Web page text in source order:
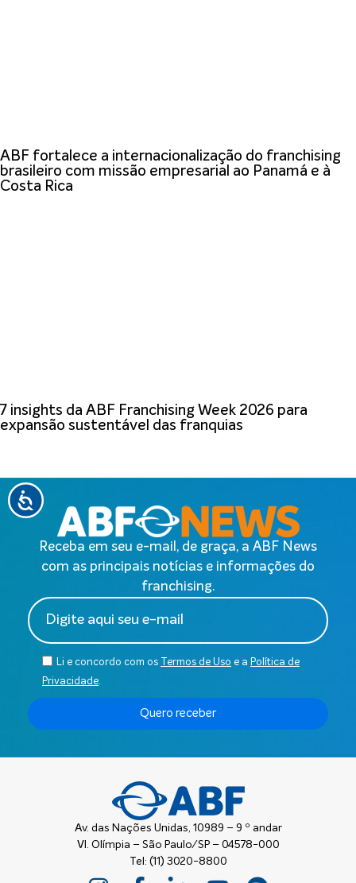
ABF fortalece a internacionalização do franchising
brasileiro com missão empresarial ao Panamá e à
Costa Rica
7 insights da ABF Franchising Week 2026 para
expansão sustentável das franquias
Receba em seu e-mail, de graça, a ABF News
com as principais notícias e informações do
franchising.
Li e concordo com os Termos de Uso e a Política de
Privacidade.
Quero receber
Av. das Nações Unidas, 10989 – 9 º andar
Vl. Olímpia – São Paulo/SP – 04578-000
Tel: (11) 3020-8800